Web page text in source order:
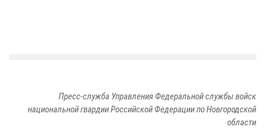
Пресс-служба Управления Федеральной службы войск
национальной гвардии Российской Федерации по Новгородской
области